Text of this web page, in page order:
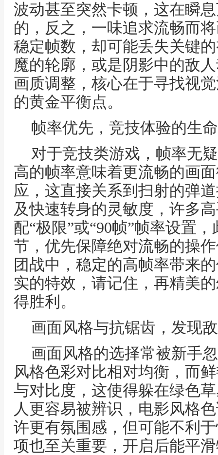
波动甚至突然卡顿，这在瞬
的，反之，一味追求流畅而
稳定帧数，却可能丢失关键
魔的轮廓，或是阴影中的敌
画质调整，核心在于寻找视
的黄金平衡点。
帧率优先，竞技体验的生
对于竞技类游戏，帧率无
高的帧率意味着更流畅的画
应，这直接关系到扫射的弹
及快速转身的灵敏度，许多
配“极限”或“90帧”帧率设置
节，优先保障绝对流畅的操
团战中，稳定的高帧率带来
实的特效，请记住，再精美
得胜利。
画面风格与抗锯齿，发现
画面风格的选择常被新手
风格色彩对比相对均衡，而
与对比度，这使得躲在绿色
人更容易被辨识，电影风格
许更有氛围感，但可能不利
项也至关重要，开启后能平